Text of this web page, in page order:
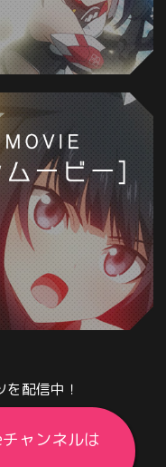
配信中！
ャンネルは